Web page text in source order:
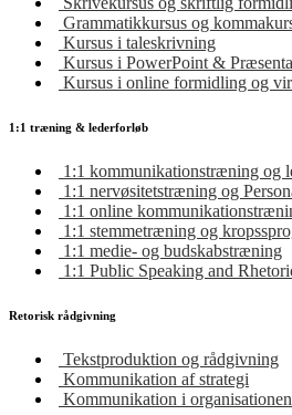
Grammatikkursus og
Kursus i taleskrivning
Kursus i PowerPoint &
Kursus i online formidling og
1:1 træning & lederforløb
1:1 kommunikationstræning og
1:1 nervøsitetstræning og
1:1 online
1:1 stemmetræning og
1:1 medie- og budskabstræning
1:1 Public Speaking and
Retorisk rådgivning
Tekstproduktion og rådgivning
Kommunikation af strategi
Kommunikation i organisationen